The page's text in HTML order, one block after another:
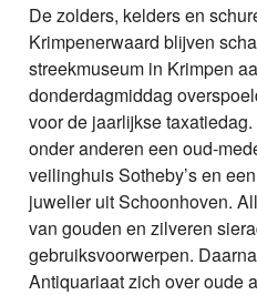
De zolders, kelders en
Krimpenerwaard blijven
streekmuseum in Krimpen
donderdagmiddag
voor de jaarlijkse
onder anderen een oud-
veilinghuis Sotheby’s en
juwelier uit Schoonhoven.
van gouden en zilveren
gebruiksvoorwerpen.
Antiquariaat zich over oude